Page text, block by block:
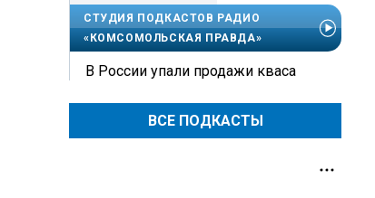
СТУДИЯ ПОДКАСТОВ РАДИО
«КОМСОМОЛЬСКАЯ ПРАВДА»
В России упали продажи кваса
ВСЕ ПОДКАСТЫ